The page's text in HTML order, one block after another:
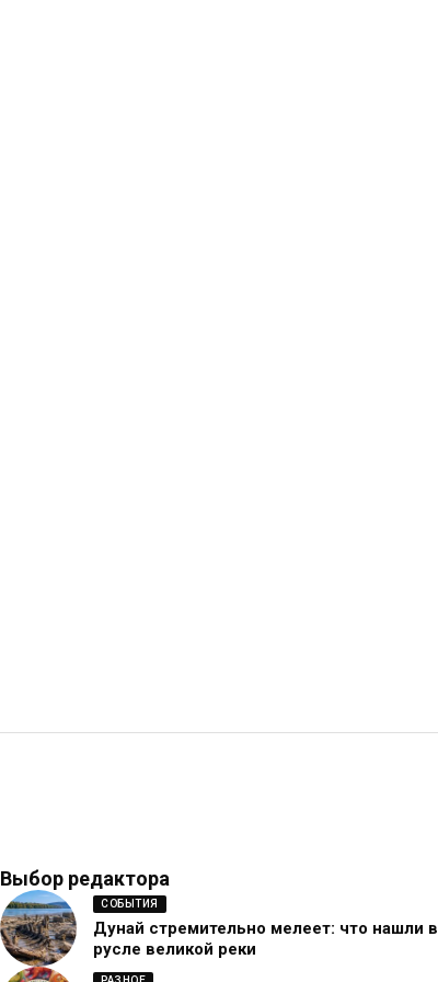
Выбор редактора
СОБЫТИЯ
Дунай стремительно мелеет: что нашли в
русле великой реки